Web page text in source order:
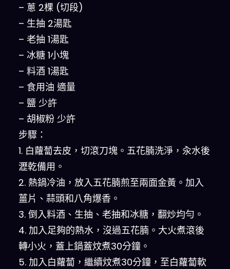
– 蔥 2棵 (切段)
– 生抽 2湯匙
– 老抽 1湯匙
– 冰糖 1小塊
– 料酒 1湯匙
– 食用油 適量
– 鹽 少許
– 胡椒粉 少許
步驟：
1. 白蘿蔔去皮，切滾刀塊。五花腩洗淨，汆水後
瀝乾備用。
2. 熱鍋冷油，放入五花腩煎至兩面金黃。加入
薑片、蒜頭和八角爆香。
3. 倒入料酒、生抽、老抽和冰糖，翻炒均勻。
4. 加入足夠的熱水，沒過五花腩。大火煮滾後
轉小火，蓋上鍋蓋炆煮30分鐘。
5. 加入白蘿蔔，繼續炆煮30分鐘，至白蘿蔔軟